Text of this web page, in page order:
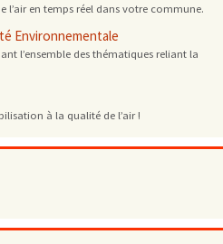
l’air en temps réel dans votre commune.
Environnementale
l’ensemble des thématiques reliant la
à la qualité de l’air !